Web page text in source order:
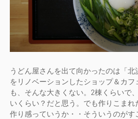
うどん屋さんを出て向かったのは「
をリノベーションしたショップ＆カフ
も、そんな大きくない。2棟くらいで
いくらい？だと思う。でも作りこま
作り感っていうか・・そういうのがす